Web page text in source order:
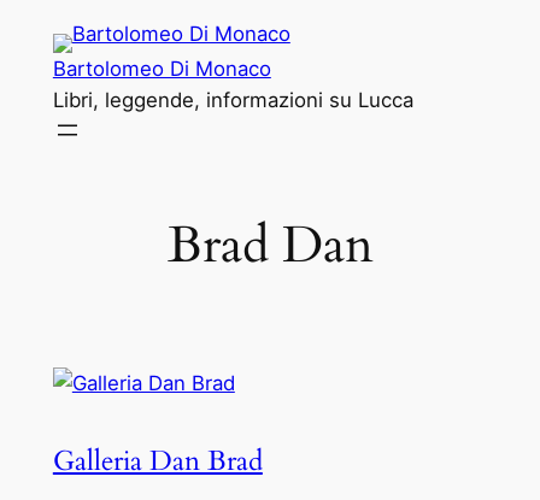
contenuto
Bartolomeo Di Monaco
Libri, leggende, informazioni su Lucca
Brad Dan
Galleria Dan Brad